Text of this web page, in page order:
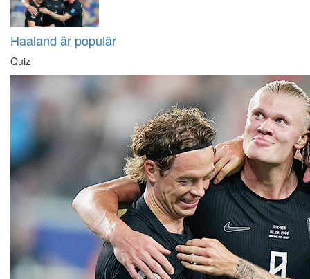
Haaland är populär
Quiz